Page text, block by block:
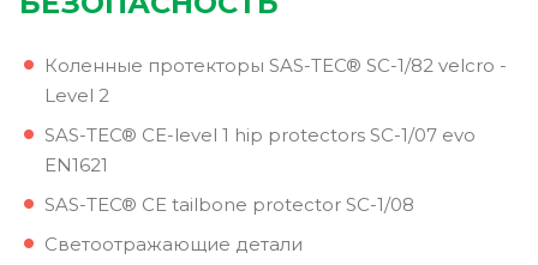
Коленные протекторы SAS-TEC® SC-1/82 velcro -
Level 2
SAS-TEC® CE-level 1 hip protectors SC-1/07 evo
EN1621
SAS-TEC® CE tailbone protector SC-1/08
Светоотражающие детали